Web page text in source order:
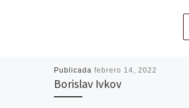
Publicada febrero 14, 2022
Borislav Ivkov